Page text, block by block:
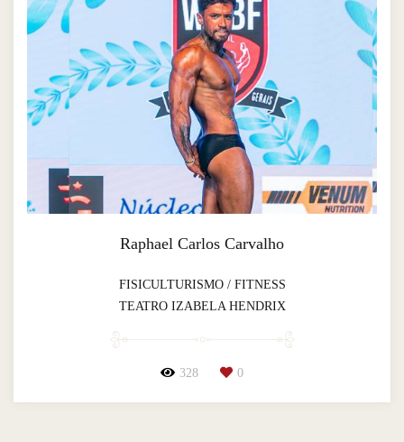
Raphael Carlos Carvalho
FISICULTURISMO / FITNESS
TEATRO IZABELA HENDRIX
328 0